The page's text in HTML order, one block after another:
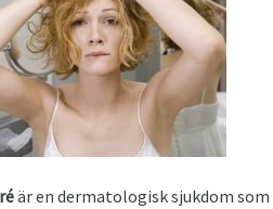
är en dermatologisk sjukdom